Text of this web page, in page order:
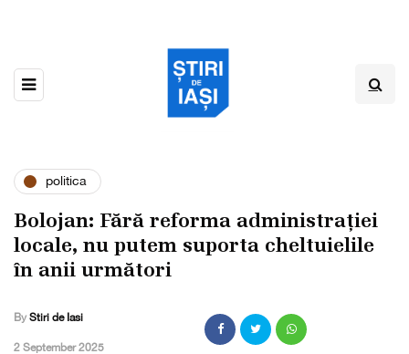
politica
Bolojan: Fără reforma administrației
locale, nu putem suporta cheltuielile
în anii următori
By Stiri de Iasi
,2 September 2025